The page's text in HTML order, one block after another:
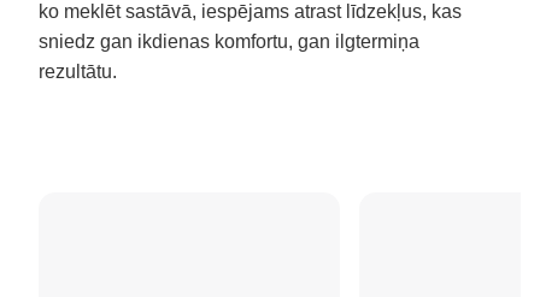
ko meklēt sastāvā, iespējams atrast līdzekļus, kas
sniedz gan ikdienas komfortu, gan ilgtermiņa
rezultātu.